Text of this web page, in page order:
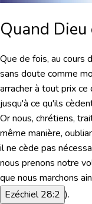
Quand
Que de fois, au cours
sans doute comme
arracher à tout prix
jusqu'à ce qu'ils
Or nous, chrétiens,
même manière,
il ne cède pas
nous prenons notre
que nous marchons
Ezéchiel 28:2 ).